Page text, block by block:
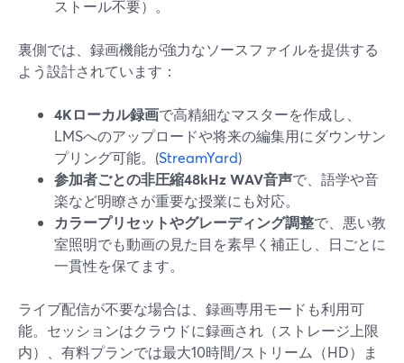
ストール不要）。
裏側では、録画機能が強力なソースファイルを提供する
よう設計されています：
4Kローカル録画で高精細なマスターを作成し、
LMSへのアップロードや将来の編集用にダウンサン
プリング可能。(StreamYard)
参加者ごとの非圧縮48kHz WAV音声で、語学や音
楽など明瞭さが重要な授業にも対応。
カラープリセットやグレーディング調整で、悪い教
室照明でも動画の見た目を素早く補正し、日ごとに
一貫性を保てます。
ライブ配信が不要な場合は、録画専用モードも利用可
能。セッションはクラウドに録画され（ストレージ上限
内）、有料プランでは最大10時間/ストリーム（HD）ま